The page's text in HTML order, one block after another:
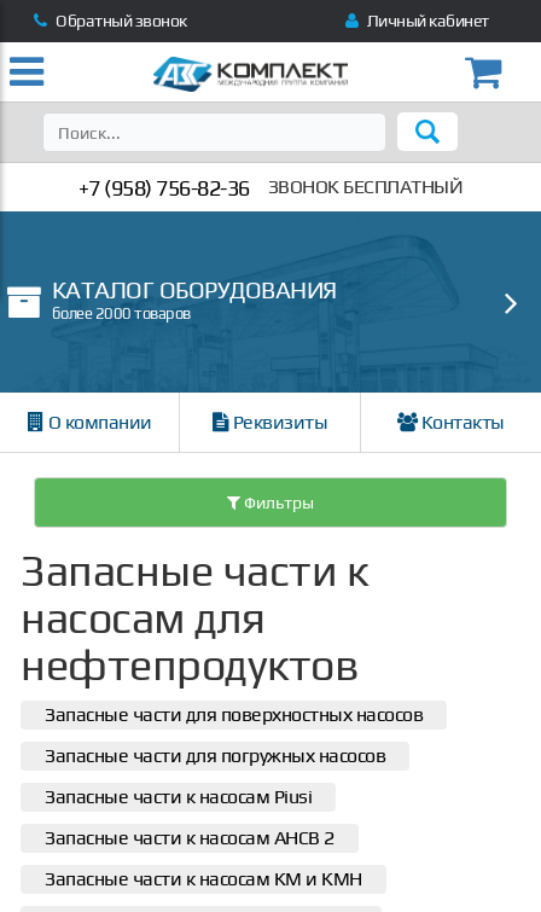
Обратный звонок Личный кабинет
+7 (958) 756-82-36 ЗВОНОК БЕСПЛАТНЫЙ
КАТАЛОГ ОБОРУДОВАНИЯ
более 2000 товаров
О компании Реквизиты Контакты
Фильтры
Запасные части к
насосам для
нефтепродуктов
Запасные части для поверхностных насосов
Запасные части для погружных насосов
Запасные части к насосам Piusi
Запасные части к насосам АНСВ 2
Запасные части к насосам КМ и КМН